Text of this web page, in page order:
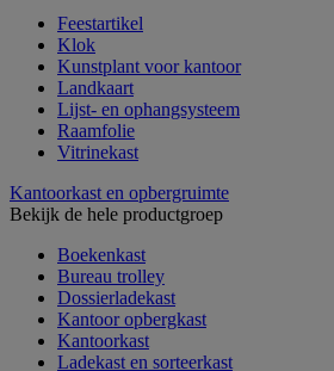
Feestartikel
Klok
Kunstplant voor kantoor
Landkaart
Lijst- en ophangsysteem
Raamfolie
Vitrinekast
Kantoorkast en opbergruimte
Bekijk de hele productgroep
Boekenkast
Bureau trolley
Dossierladekast
Kantoor opbergkast
Kantoorkast
Ladekast en sorteerkast